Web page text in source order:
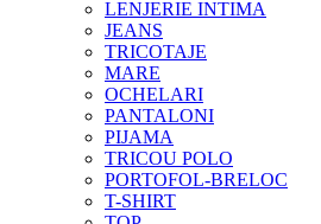
LENJERIE INTIMA
JEANS
TRICOTAJE
MARE
OCHELARI
PANTALONI
PIJAMA
TRICOU POLO
PORTOFOL-BRELOC
T-SHIRT